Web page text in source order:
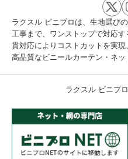
ラクスル ビニプロは、生地選び
工事まで、ワンストップで対応
貫対応によりコストカットを実
高品質なビニールカーテン・ネッ
ラクスル ビニプ